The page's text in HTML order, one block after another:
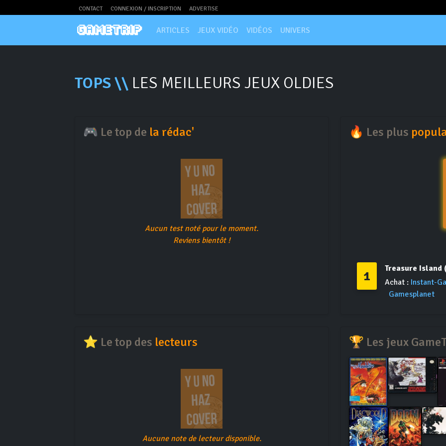
CONTACT CONNEXION / INSCRIPTION ADVERTISE
ARTICLES JEUX VIDÉO VIDÉOS UNIVERS
TOPS \\ LES MEILLEURS JEUX OLDIES
🎮 Le top de la rédac'
Aucun test noté pour le moment.
Reviens bientôt !
🔥 Les plus
1
Treasure Island
Achat : Instant-
Gamesplanet
⭐ Le top des lecteurs
Aucune note de lecteur disponible.
🏆 Les jeux